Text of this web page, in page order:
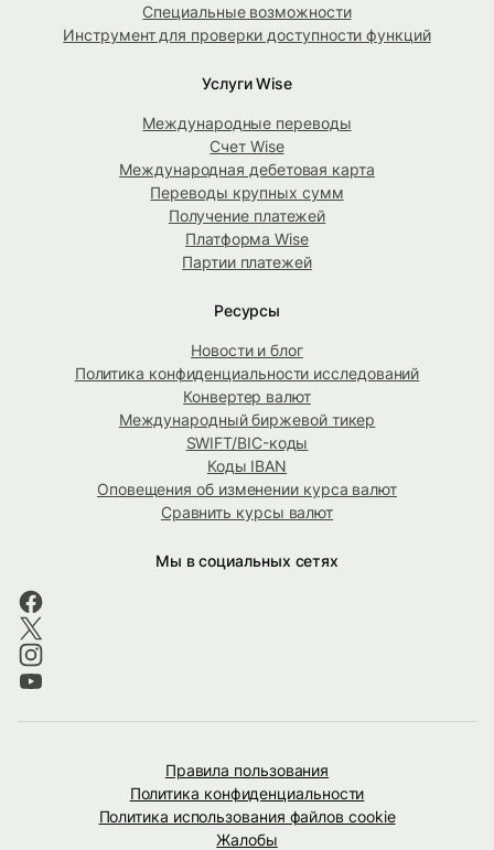
Специальные возможности
Инструмент для проверки доступности функций
Услуги Wise
Международные переводы
Счет Wise
Международная дебетовая карта
Переводы крупных сумм
Получение платежей
Платформа Wise
Партии платежей
Ресурсы
Новости и блог
Политика конфиденциальности исследований
Конвертер валют
Международный биржевой тикер
SWIFT/BIC-коды
Коды IBAN
Оповещения об изменении курса валют
Сравнить курсы валют
Мы в социальных сетях
Правила пользования
Политика конфиденциальности
Политика использования файлов cookie
Жалобы